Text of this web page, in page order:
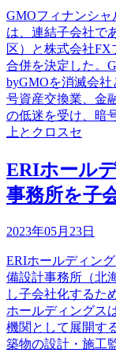
GMOフィナンシャ
は、連結子会社で
区）と株式会社FX
合併を決定した。
byGMOを消滅会
号資産交換業、金
の低迷を受け、暗
上とクロスセ
ERIホール
事務所を子
2023年05月23日
ERIホールディン
備設計事務所（北
し子会社化するた
ホールディングス
機関として展開す
築物の設計・施工